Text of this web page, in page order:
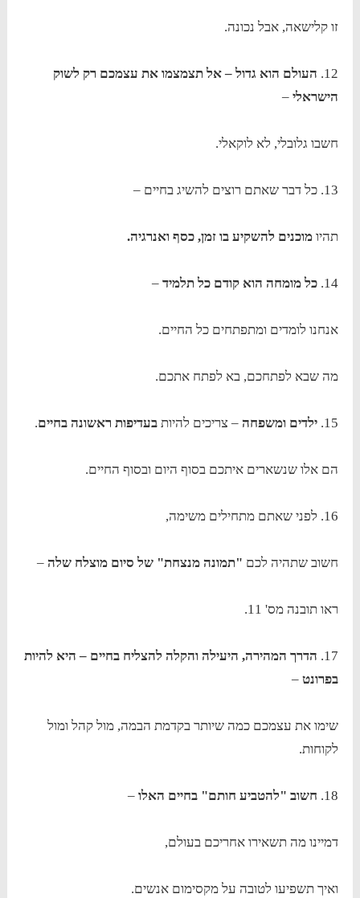
זו קלישאה, אבל נכונה.
12. העולם הוא גדול – אל תצמצמו את עצמכם רק לשוק
הישראלי –
חשבו גלובלי, לא לוקאלי.
13. כל דבר שאתם רוצים להשיג בחיים –
תהיומוכנים להשקיע בו זמן, כסף ואנרגיה.
14. כל מומחה הוא קודם כל תלמיד –
אנחנו לומדים ומתפתחים כל החיים.
מה שבא לפתחכם, בא לפתח אתכם.
15. ילדים ומשפחה– צריכים להיות בעדיפות ראשונה בחיים.
הם אלו שנשארים איתכם בסוף היום ובסוף החיים.
16. לפני שאתם מתחילים משימה,
חשוב שתהיה לכם "תמונה מנצחת" של סיום מוצלח שלה –
ראו תובנה מס' 11.
17. הדרך המהירה, היעילה והקלה להצליח בחיים – היא להיות
בפרונט –
שימו את עצמכם כמה שיותר בקדמת הבמה, מול קהל ומול
לקוחות.
18. חשוב "להטביע חותם" בחיים האלו –
דמיינו מה תשאירו אחריכם בעולם,
ואיך תשפיעו לטובה על מקסימום אנשים.